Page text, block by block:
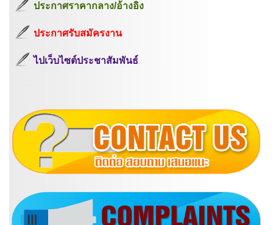
ประกาศราคากลาง/อ้างอิง
ประกาศรับสมัครงาน
ไปเว็บไซต์ประชาสัมพันธ์